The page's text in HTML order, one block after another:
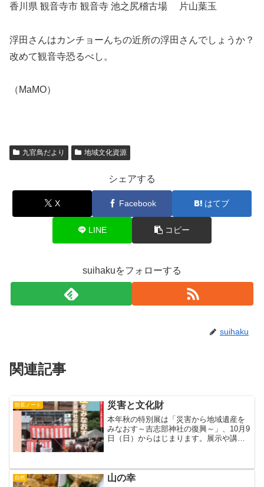
香川県 観音寺市 観音寺 池之尻稽古場 片山葉玉
浮田さんはカンチョーんちの近所の浮田さんでしょうか？
改めて観音寺恐るべし。
（MaMO）
九官鳥だより 地域文化資源
シェアする
X Facebook はてブ
LINE コピー
suihakuをフォローする
suihaku
関連記事
館長ノート 災害と文化財
本年秋の特別展は「災害から地域遺産を
みなおす～吉志部神社の復興～」、10月9
日（日）からはじまります。展示や講演
物館ＨＰ参照）わたしたちは時間の流れ
にそって動いています...
自然 山の幸